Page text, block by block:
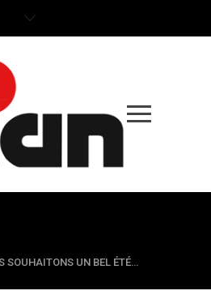
SOUHAITONS UN BEL ÉTÉ…